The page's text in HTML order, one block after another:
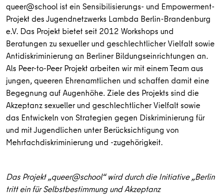
queer@school ist ein Sensibilisierungs- und Empowerment-
Projekt des Jugendnetzwerks Lambda Berlin-Brandenburg
e.V. Das Projekt bietet seit 2012 Workshops und
Beratungen zu sexueller und geschlechtlicher Vielfalt sowie
Antidiskriminierung an Berliner Bildungseinrichtungen an.
Als Peer-to-Peer Projekt arbeiten wir mit einem Team aus
jungen, queeren Ehrenamtlichen und schaffen damit eine
Begegnung auf Augenhöhe. Ziele des Projekts sind die
Akzeptanz sexueller und geschlechtlicher Vielfalt sowie
das Entwickeln von Strategien gegen Diskriminierung für
und mit Jugendlichen unter Berücksichtigung von
Mehrfachdiskriminierung und -zugehörigkeit.
Das Projekt „queer@school“ wird durch die Initiative „Berlin
tritt ein für Selbstbestimmung und Akzeptanz